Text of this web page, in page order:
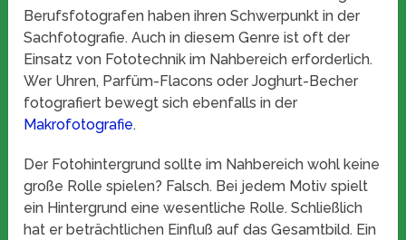
Berufsfotografen haben ihren Schwerpunkt in der
Sachfotografie. Auch in diesem Genre ist oft der
Einsatz von Fototechnik im Nahbereich erforderlich.
Wer Uhren, Parfüm-Flacons oder Joghurt-Becher
fotografiert bewegt sich ebenfalls in der
Makrofotografie.
Der Fotohintergrund sollte im Nahbereich wohl keine
große Rolle spielen? Falsch. Bei jedem Motiv spielt
ein Hintergrund eine wesentliche Rolle. Schließlich
hat er beträchtlichen Einfluß auf das Gesamtbild. Ein